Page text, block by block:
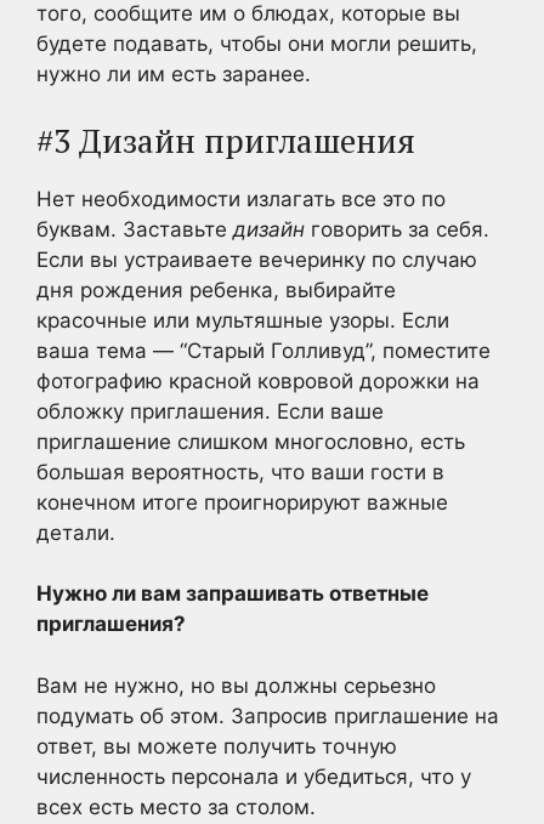
того, сообщите им о блюдах, которые вы
будете подавать, чтобы они могли решить,
нужно ли им есть заранее.
#3 Дизайн приглашения
Нет необходимости излагать все это по
буквам. Заставьте дизайн говорить за себя.
Если вы устраиваете вечеринку по случаю
дня рождения ребенка, выбирайте
красочные или мультяшные узоры. Если
ваша тема — “Старый Голливуд”, поместите
фотографию красной ковровой дорожки на
обложку приглашения. Если ваше
приглашение слишком многословно, есть
большая вероятность, что ваши гости в
конечном итоге проигнорируют важные
детали.
Нужно ли вам запрашивать ответные
приглашения?
Вам не нужно, но вы должны серьезно
подумать об этом. Запросив приглашение на
ответ, вы можете получить точную
численность персонала и убедиться, что у
всех есть место за столом.